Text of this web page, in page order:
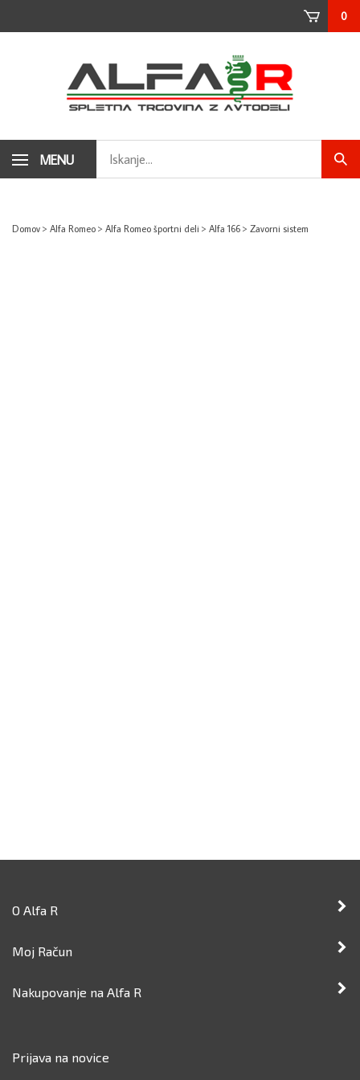
0
MENU
store
Domov > Alfa Romeo > Alfa Romeo športni deli > Alfa 166 > Zavorni sistem
O Alfa R
Moj Račun
Nakupovanje na Alfa R
Prijava na novice